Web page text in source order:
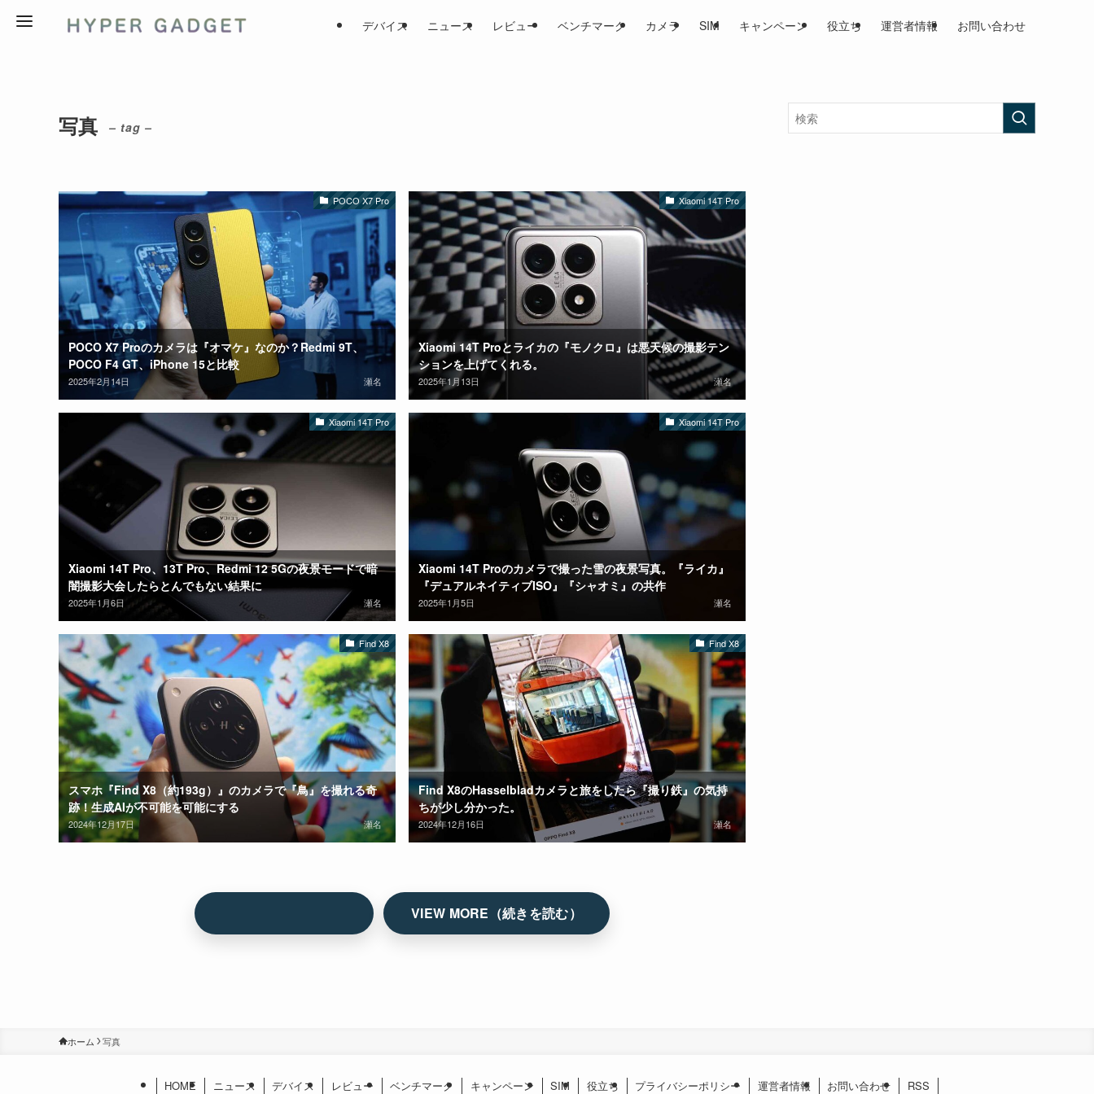
デバイス ニュース レビュー ベンチマーク カメラ SIM キャンペーン 役立ち 運営者情報 お問い合わせ
写真 – tag –
POCO X7 Pro
POCO X7 Proのカメラは『オマケ』なのか？Redmi 9T、
POCO F4 GT、iPhone 15と比較
2025年2月14日 瀬名
Xiaomi 14T Pro
Xiaomi 14T Proとライカの『モノクロ』は悪天候の撮影テン
ションを上げてくれる。
2025年1月13日 瀬名
Xiaomi 14T Pro
Xiaomi 14T Pro、13T Pro、Redmi 12 5Gの夜景モードで暗
闇撮影大会したらとんでもない結果に
2025年1月6日 瀬名
Xiaomi 14T Pro
Xiaomi 14T Proのカメラで撮った雪の夜景写真。『ライカ』
『デュアルネイティブISO』『シャオミ』の共作
2025年1月5日 瀬名
Find X8
スマホ『Find X8（約193g）』のカメラで『鳥』を撮れる奇
跡！生成AIが不可能を可能にする
2024年12月17日 瀬名
Find X8
Find X8のHasselbladカメラと旅をしたら『撮り鉄』の気持
ちが少し分かった。
2024年12月16日 瀬名
ホーム 写真
HOME ニュース デバイス レビュー ベンチマーク キャンペーン SIM 役立ち プライバシーポリシー 運営者情報 お問い合わせ RSS